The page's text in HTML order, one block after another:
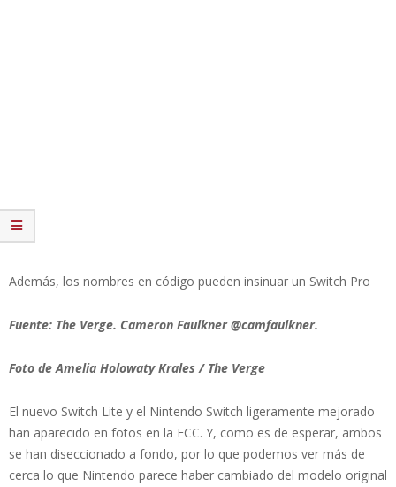
Además, los nombres en código pueden insinuar un Switch Pro
Fuente: The Verge. Cameron Faulkner @camfaulkner.
Foto de Amelia Holowaty Krales / The Verge
El nuevo Switch Lite y el Nintendo Switch ligeramente mejorado
han aparecido en fotos en la FCC. Y, como es de esperar, ambos
se han diseccionado a fondo, por lo que podemos ver más de
cerca lo que Nintendo parece haber cambiado del modelo original